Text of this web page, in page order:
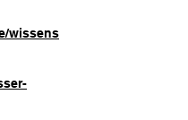
wissens